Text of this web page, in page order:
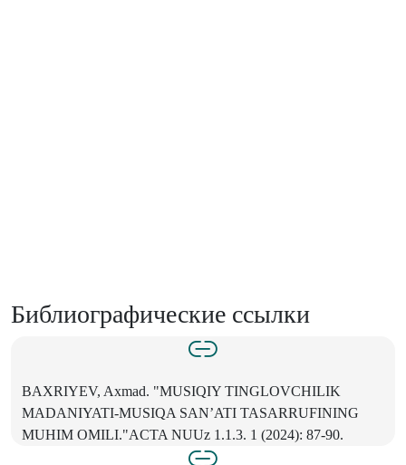
Библиографические ссылки
BAXRIYEV, Axmad. "MUSIQIY TINGLOVCHILIK
MADANIYATI-MUSIQA SAN’ATI TASARRUFINING
MUHIM OMILI."ACTA NUUz 1.1.3. 1 (2024): 87-90.